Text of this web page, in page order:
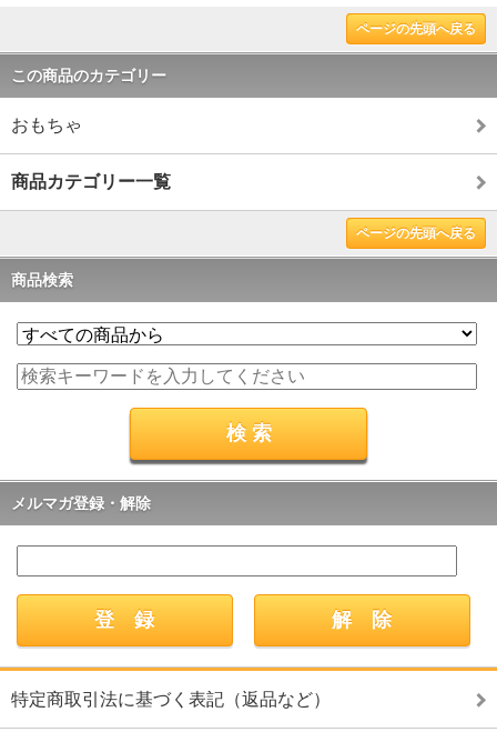
ページの先頭へ戻る
この商品のカテゴリー
おもちゃ
商品カテゴリー一覧
ページの先頭へ戻る
商品検索
メルマガ登録・解除
特定商取引法に基づく表記（返品など）